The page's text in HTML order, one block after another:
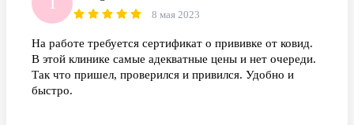
8 мая 2023
На работе требуется сертификат о прививке от ковид.
В этой клинике самые адекватные цены и нет очереди.
Так что пришел, проверился и привился. Удобно и
быстро.